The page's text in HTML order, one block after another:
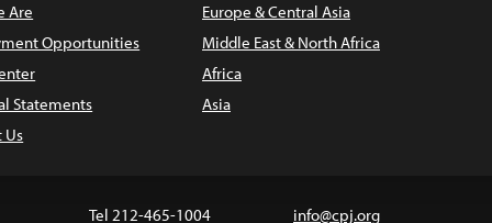
Are
Opportunities
Statements
Us
Europe & Central Asia
Middle East & North Africa
Africa
Asia
Tel 212-465-1004 info@cpj.org